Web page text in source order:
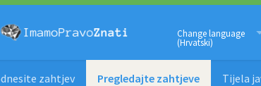
Change language
(Hrvatski)
zahtjev Pregledajte zahtjeve Tijela